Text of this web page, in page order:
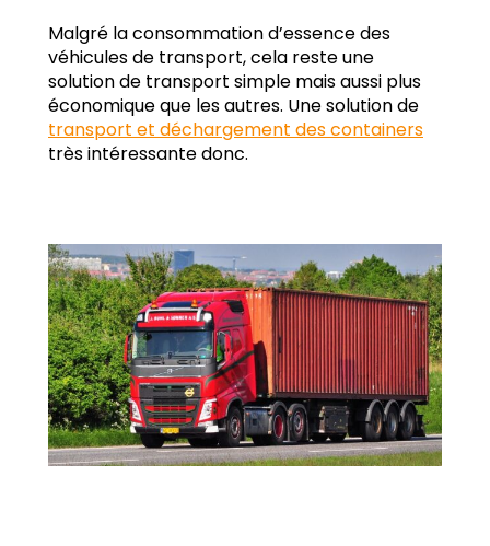
Malgré la consommation d’essence des
véhicules de transport, cela reste une
solution de transport simple mais aussi plus
économique que les autres. Une solution de
transport et déchargement des containers
très intéressante donc.